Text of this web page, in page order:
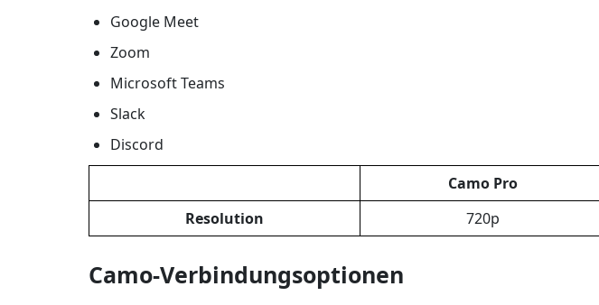
Google Meet
Zoom
Microsoft Teams
Slack
Discord
Camo Pro
Resolution
720p
Camo-Verbindungsoptionen